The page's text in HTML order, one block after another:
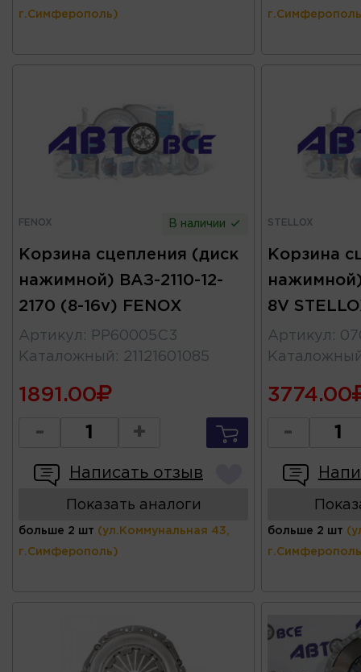
г.Симферополь)
FENOX В наличии
Корзина сцепления (диск
нажимной) ВАЗ-2110-12-
2170 (8-16v) FENOX
Артикул :
PP60005C3
Каталожный : 21121601085
1891.00
- +
Написать отзыв
Показать аналоги
больше 2 шт (ул.Коммунальная 43,
г.Симферополь)
STELLOX
Корзина
нажимной)
8V
Артикул :
3774.00
-
больше 2 шт